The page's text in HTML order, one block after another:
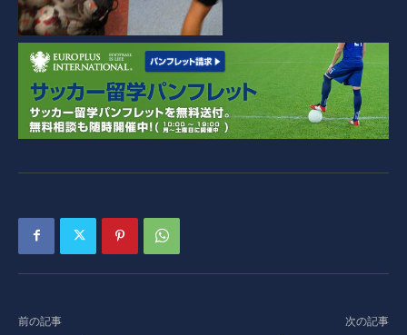
前の記事 次の記事